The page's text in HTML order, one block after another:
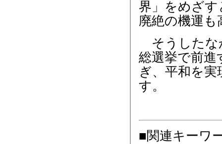
界」をめざ
廃絶の機運
そうしたな
総選挙で前進
ぎ、平和を
す。
■関連キーワ